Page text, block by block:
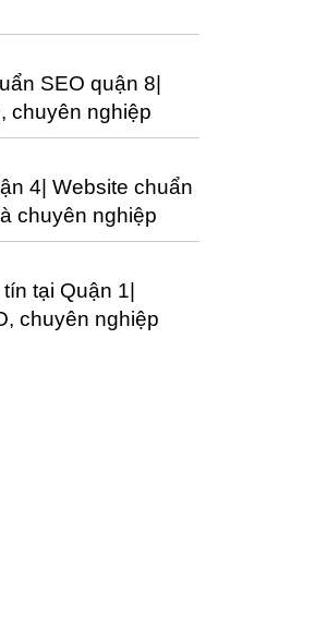
SEO quận 8|
chuyên nghiệp
4| Website chuẩn
chuyên nghiệp
tại Quận 1|
chuyên nghiệp